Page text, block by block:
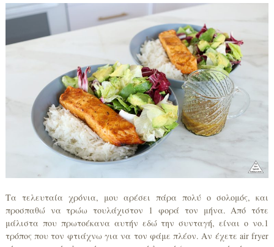
Τα τελευταία χρόνια, μου αρέσει πάρα πολύ ο σολομός, και
προσπαθώ να τρώω τουλάχιστον 1 φορά τον μήνα. Από τότε
μάλιστα που πρωτοέκανα αυτήν εδώ την συνταγή, είναι ο νο.1
τρόπος που τον φτιάχνω για να τον φάμε πλέον. Αν έχετε air fryer